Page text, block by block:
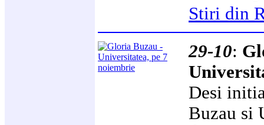
Stiri din
29-10:
Desi
Buzau si